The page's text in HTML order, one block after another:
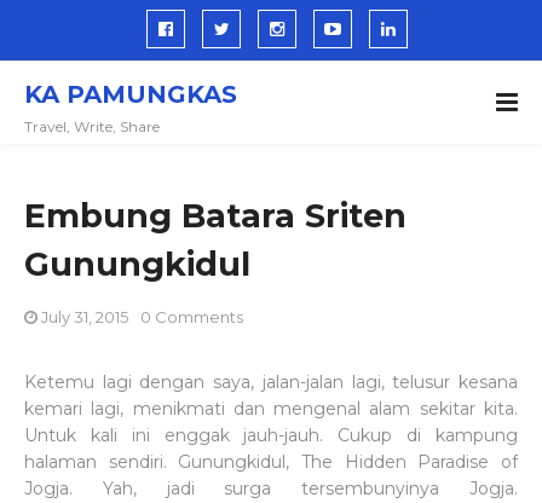
KA PAMUNGKAS
Travel, Write, Share
Embung Batara Sriten
Gunungkidul
July 31, 2015 0 Comments
Ketemu lagi dengan saya, jalan-jalan lagi, telusur kesana
kemari lagi, menikmati dan mengenal alam sekitar kita.
Untuk kali ini enggak jauh-jauh. Cukup di kampung
halaman sendiri. Gunungkidul, The Hidden Paradise of
Jogja. Yah, jadi surga tersembunyinya Jogja.